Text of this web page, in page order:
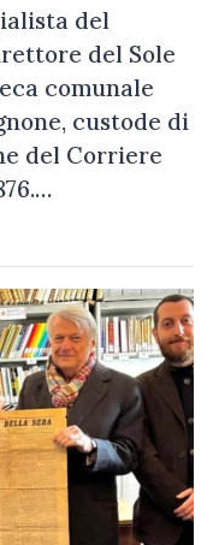
del
del Sole
comunale
custode di
del Corriere